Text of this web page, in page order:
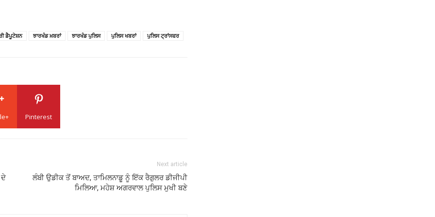
ਡੈਪੂਟੇਸ਼ਨ ਝਾਰਖੰਡ ਖ਼ਬਰਾਂ ਝਾਰਖੰਡ ਪੁਲਿਸ ਪੁਲਿਸ ਖਬਰਾਂ ਪੁਲਿਸ ਟ੍ਰਾਂਸਫਰ
Pinterest
ਦੇ
Next article
ਲੰਬੀ ਉਡੀਕ ਤੋਂ ਬਾਅਦ, ਤਾਮਿਲਨਾਡੂ ਨੂੰ ਇੱਕ ਰੈਗੁਲਰ ਡੀਜੀਪੀ
ਮਿਲਿਆ, ਮਹੇਸ਼ ਅਗਰਵਾਲ ਪੁਲਿਸ ਮੁਖੀ ਬਣੇ